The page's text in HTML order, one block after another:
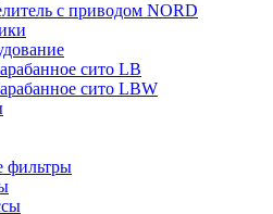
с приводом NORD
сито LB
сито LBW